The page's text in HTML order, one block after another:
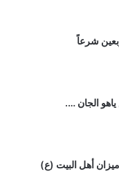
شرعاً
الجان ….
أهل البيت (ع)